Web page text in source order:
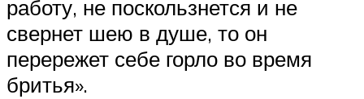
работу, не поскользнется и не
свернет шею в душе, то он
перережет себе горло во время
бритья».